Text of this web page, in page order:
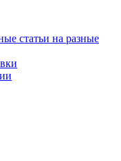
статьи на разные